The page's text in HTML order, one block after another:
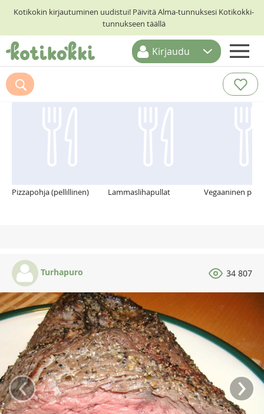
Kotikokin kirjautuminen uudistui! Päivitä Alma-tunnuksesi Kotikokki-
tunnukseen täällä
ETUSIVU
RESEPTIHAKU
Kirjaudu
Suosittelemme myös
Pizzapohja (pellillinen) Lammaslihapullat Vegaaninen
Turhapuro 34 807
‹ ›